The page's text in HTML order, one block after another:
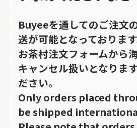
Buyeeを通してのご注文
送が可能となっております
お茶村注文フォームから
キャンセル扱いとなりま
ださい。
Only orders placed
be shipped